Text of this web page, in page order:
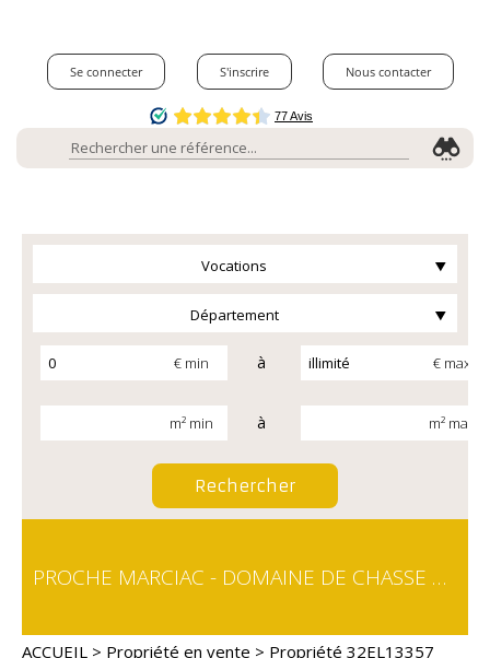
Se connecter S'inscrire Nous contacter
Vocations
Département
€ min à € max
m² min à m² max
PROCHE MARCIAC - DOMAINE DE CHASSE DE 109 HA
ACCUEIL > Propriété en vente > Propriété 32EL13357